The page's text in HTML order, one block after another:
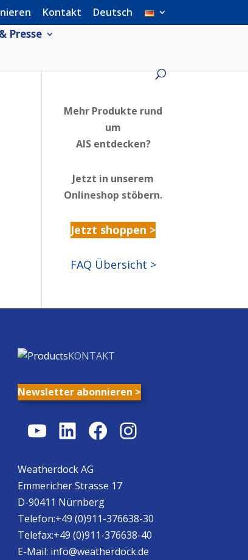
Kontakt Deutsch
Presse
Mehr Produkte rund
um
AIS entdecken?
Jetzt in unserem
Onlineshop stöbern.
Jetzt shoppen >
FAQ Übersicht >
KONTAKT
Newsletter abonnieren >
YouTube
LinkedIn
Facebook
Instagram
Weatherdock AG
Emmericher Strasse 17
D-90411 Nürnberg
Telefon:+49 (0)911-376638-30
Telefax:+49 (0)911-376638-40
E-Mail: info@weatherdock.de